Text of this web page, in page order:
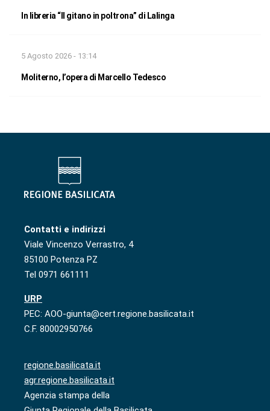
In libreria “Il gitano in poltrona” di Lalinga
5 Agosto 2026 - 13:14
Moliterno, l’opera di Marcello Tedesco
Contatti e indirizzi
Viale Vincenzo Verrastro, 4
85100 Potenza PZ
Tel 0971 661111
URP
PEC: AOO-giunta@cert.regione.basilicata.it
C.F. 80002950766
regione.basilicata.it
agr.regione.basilicata.it
Agenzia stampa della